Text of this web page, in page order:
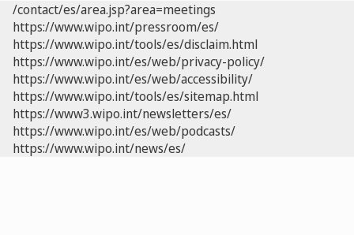
/contact/es/area.jsp?area=meetings
https://www.wipo.int/pressroom/es/
https://www.wipo.int/tools/es/disclaim.html
https://www.wipo.int/es/web/privacy-policy/
https://www.wipo.int/es/web/accessibility/
https://www.wipo.int/tools/es/sitemap.html
https://www3.wipo.int/newsletters/es/
https://www.wipo.int/es/web/podcasts/
https://www.wipo.int/news/es/